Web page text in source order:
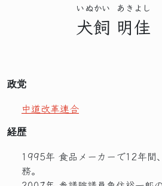
犬飼
いぬかい
明佳
あきよし
政党
中道改革連合
経歴
1995年 食品メーカーで12年間
務。